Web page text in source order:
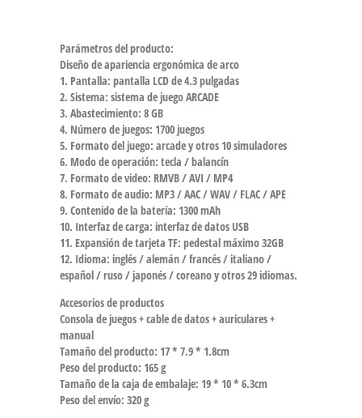
Parámetros del producto:
Diseño de apariencia ergonómica de arco
1. Pantalla: pantalla LCD de 4.3 pulgadas
2. Sistema: sistema de juego ARCADE
3. Abastecimiento: 8 GB
4. Número de juegos: 1700 juegos
5. Formato del juego: arcade y otros 10 simuladores
6. Modo de operación: tecla / balancín
7. Formato de video: RMVB / AVI / MP4
8. Formato de audio: MP3 / AAC / WAV / FLAC / APE
9. Contenido de la batería: 1300 mAh
10. Interfaz de carga: interfaz de datos USB
11. Expansión de tarjeta TF: pedestal máximo 32GB
12. Idioma: inglés / alemán / francés / italiano /
español / ruso / japonés / coreano y otros 29 idiomas.
Accesorios de productos
Consola de juegos + cable de datos + auriculares +
manual
Tamaño del producto: 17 * 7.9 * 1.8cm
Peso del producto: 165 g
Tamaño de la caja de embalaje: 19 * 10 * 6.3cm
Peso del envío: 320 g